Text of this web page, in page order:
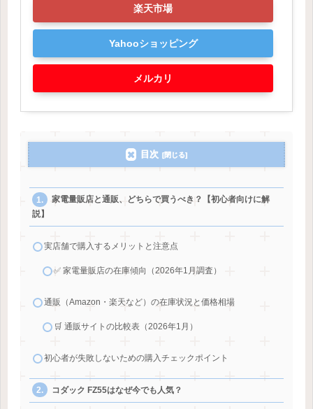
楽天市場
Yahooショッピング
メルカリ
目次
家電量販店と通販、どちらで買うべき？【初心者向けに解
説】
実店舗で購入するメリットと注意点
✅ 家電量販店の在庫傾向（2026年1月調査）
通販（Amazon・楽天など）の在庫状況と価格相場
🛒 通販サイトの比較表（2026年1月）
初心者が失敗しないための購入チェックポイント
コダック FZ55はなぜ今でも人気？